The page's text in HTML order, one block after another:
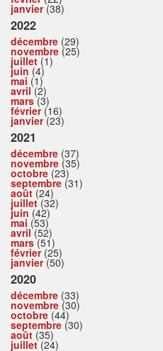
janvier(38)
2022
décembre (29)
novembre (25)
juillet (1)
juin (4)
mai (1)
avril(2)
mars(3)
février(16)
janvier(23)
2021
décembre (37)
novembre (35)
octobre (23)
septembre (31)
août (24)
juillet(32)
juin (42)
mai (53)
avril(52)
mars(51)
février(25)
janvier(50)
2020
décembre (33)
novembre (30)
octobre (44)
septembre (30)
août (35)
juillet(24)